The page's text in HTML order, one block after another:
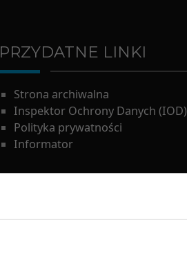
PRZYDATNE LINKI
Strona archiwalna
Inspektor Ochrony Danych (IOD)
Polityka prywatności
Informator